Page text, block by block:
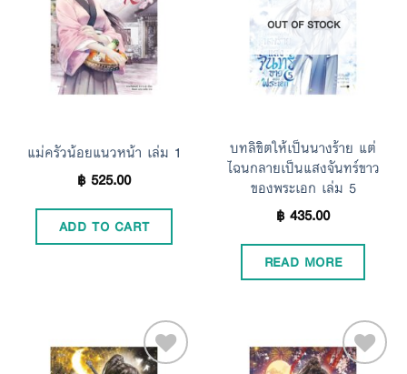
Add to
Wishlist
แม่ครัวน้อยแนวหน้า เล่ม 1
฿525.00
ADD TO CART
OUT OF STOCK
บทลิขิตให้เป็นนางร้าย แต่
ไฉนกลายเป็นแสงจันทร์ขาว
ของพระเอก เล่ม 5
฿435.00
READ MORE